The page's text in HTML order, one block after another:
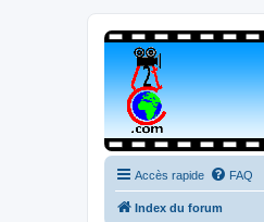
Accès rapide FAQ
Index du forum